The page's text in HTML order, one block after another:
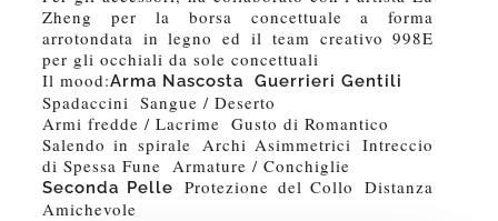
Zheng per la borsa concettuale a forma
arrotondata in legno ed il team creativo 998E
per gli occhiali da sole concettuali
Il mood:Arma Nascosta Guerrieri Gentili
Spadaccini Sangue / Deserto
Armi fredde / Lacrime Gusto di Romantico
Salendo in spirale Archi Asimmetrici Intreccio
di Spessa Fune Armature / Conchiglie
Seconda Pelle
Protezione del Collo Distanza
Amichevole